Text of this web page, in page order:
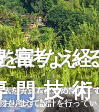
考え
た資源を有効に活用し
を考えて設計を行ってい
報
をチームに求めていま
おります。
富な
門技